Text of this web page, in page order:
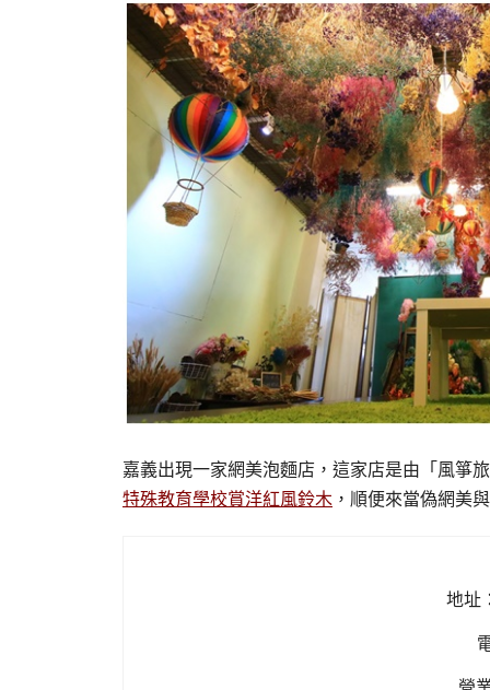
嘉義出現一家網美泡麵店，這家店是由「風箏
特殊教育學校賞洋紅風鈴木 ，順便來當偽網美
地址